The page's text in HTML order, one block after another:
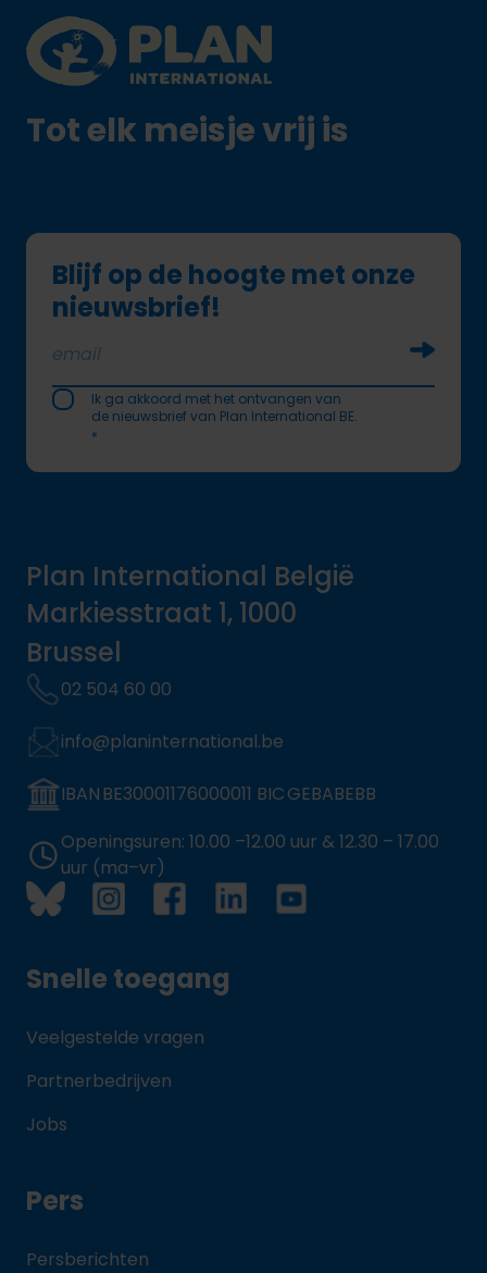
Plan International logo
Tot elk meisje vrij is
Blijf op de hoogte met onze
nieuwsbrief!
Ik ga akkoord met het ontvangen van
de nieuwsbrief van Plan International BE.
*
Plan International België
Markiesstraat 1, 1000
Brussel
02 504 60 00
info@planinternational.be
IBAN BE30001176000011 BIC GEBABEBB
Openingsuren: 10.00 –12.00 uur & 12.30 – 17.00
uur (ma–vr)
Snelle toegang
Veelgestelde vragen
Partnerbedrijven
Jobs
Pers
Persberichten